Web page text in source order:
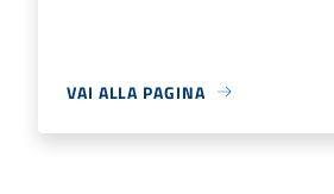
VAI ALLA PAGINA